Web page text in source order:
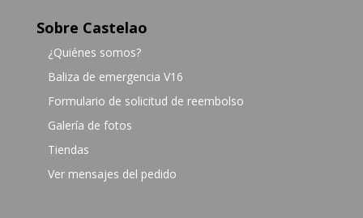
Sobre Castelao
¿Quiénes somos?
Baliza de emergencia V16
Formulario de solicitud de reembolso
Galería de fotos
Tiendas
Ver mensajes del pedido